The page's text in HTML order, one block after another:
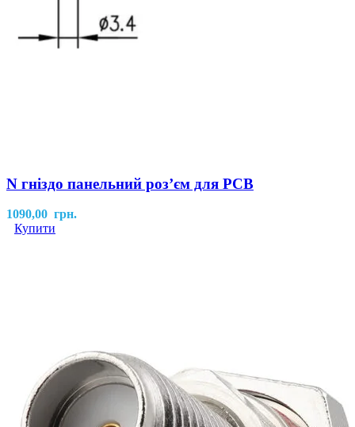
N гніздо панельний розʼєм для PCB
1090,00 грн.
Купити